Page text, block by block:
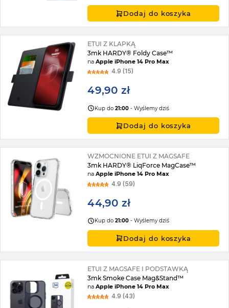
Dodaj do koszyka
ETUI Z KLAPKĄ
3mk HARDY® Foldy Case™
naApple iPhone 14 Pro Max
4.9 (15)
49,90 zł
Kup do21:00 - Wyślemy dziś
Dodaj do koszyka
WZMOCNIONE ETUI Z MAGSAFE
3mk HARDY® LiqForce MagCase™
naApple iPhone 14 Pro Max
4.9 (59)
44,90 zł
Kup do21:00 - Wyślemy dziś
Dodaj do koszyka
ETUI Z MAGSAFE I PODSTAWKĄ
3mk Smoke Case Mag&Stand™
naApple iPhone 14 Pro Max
4.9 (43)